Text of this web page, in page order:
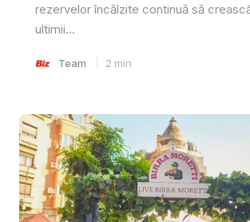
rezervelor încălzite continuă să
ultimii...
Team 2 min